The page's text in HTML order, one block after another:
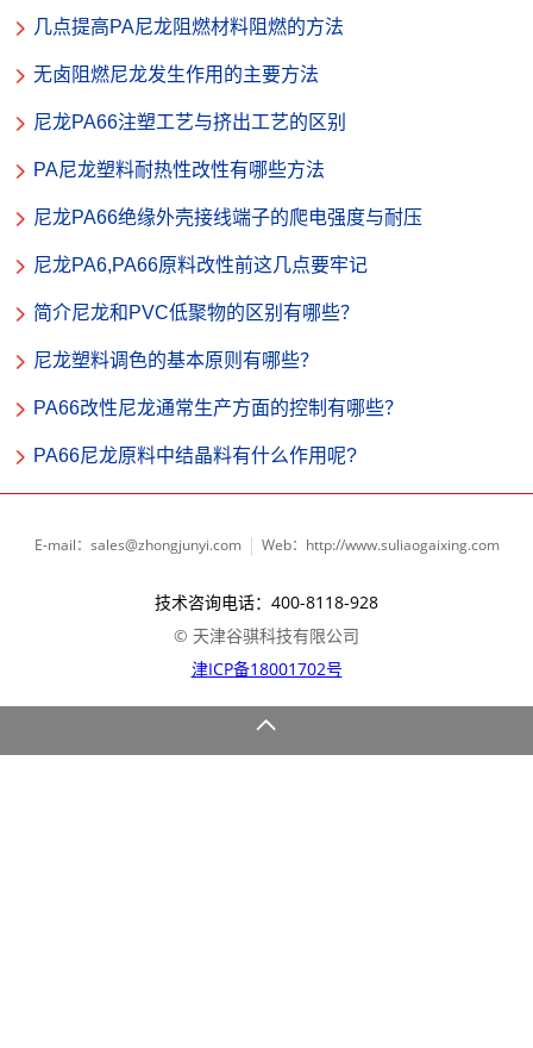
几点提高PA尼龙阻燃材料阻燃的方法
无卤阻燃尼龙发生作用的主要方法
尼龙PA66注塑工艺与挤出工艺的区别
PA尼龙塑料耐热性改性有哪些方法
尼龙PA66绝缘外壳接线端子的爬电强度与耐压
尼龙PA6,PA66原料改性前这几点要牢记
简介尼龙和PVC低聚物的区别有哪些？
尼龙塑料调色的基本原则有哪些？
PA66改性尼龙通常生产方面的控制有哪些？
PA66尼龙原料中结晶料有什么作用呢?
E-mail：sales@zhongjunyi.com Web：http://www.suliaogaixing.com
技术咨询电话：400-8118-928
© 天津谷骐科技有限公司
津ICP备18001702号